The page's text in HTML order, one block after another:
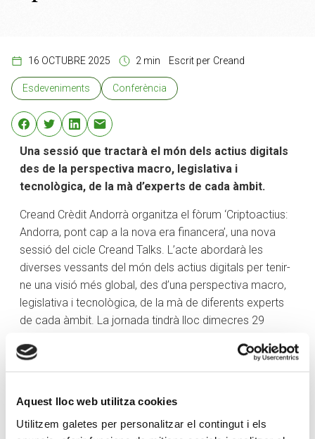
Aquest lloc web utilitza cookies
Utilitzem galetes per personalitzar el contingut i els
16 OCTUBRE 2025 2 min Escrit per Creand
Esdeveniments Conferència
Una sessió que tractarà el món dels actius digitals
des de la perspectiva macro, legislativa i
tecnològica, de la mà d’experts de cada àmbit.
Creand Crèdit Andorrà organitza el fòrum ‘Criptoactius:
Andorra, pont cap a la nova era financera’, una nova
sessió del cicle Creand Talks. L’acte abordarà les
diverses vessants del món dels actius digitals per tenir-
ne una visió més global, des d’una perspectiva macro,
legislativa i tecnològica, de la mà de diferents experts
de cada àmbit. La jornada tindrà lloc dimecres 29
prèvia a
digitals s’estan integrant a la banca, als mercats i a les
carteres d’inversió. Allò que fa uns anys semblava un